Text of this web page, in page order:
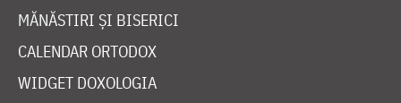
MĂNĂSTIRI ȘI BISERICI
CALENDAR ORTODOX
WIDGET DOXOLOGIA